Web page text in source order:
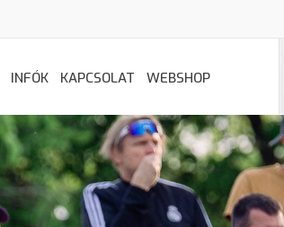
INFÓK KAPCSOLAT WEBSHOP